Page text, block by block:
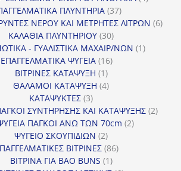
ΠΛΥΝΤΗΡΙΑ 3737
προϊόντα
ΝΕΡΟΥ ΚΑΙ ΜΕΤΡΗΤΕΣ ΛΙΤΡΩΝ 66
ΚΑΛΑΘΙΑ ΠΛΥΝΤΗΡΙΟΥ 3030
προϊόντα
- ΓΥΑΛΙΣΤΙΚΑ ΜΑΧΑΙΡ/ΝΩΝ 11
ΕΠΑΓΓΕΛΜΑΤΙΚΑ ΨΥΓΕΙΑ 1616
ΒΙΤΡΙΝΕΣ ΚΑΤΑΨΥΞΗ 11
προϊόν
ΘΑΛΑΜΟΙ ΚΑΤΑΨΥΞΗ 44
ΚΑΤΑΨΥΚΤΕΣ 33
προϊόντα
ΣΥΝΤΗΡΗΣΗΣ ΚΑΙ ΚΑΤΑΨΥΞΗΣ 22
ΠΑΓΚΟΙ ΑΝΩ ΤΩΝ 70cm 22
ΨΥΓΕΙΟ ΣΚΟΥΠΙΔΙΩΝ 22
προϊόντα
ΒΙΤΡΙΝΕΣ 8686
ΒΙΤΡΙΝΑ ΓΙΑ BAO BUNS 11